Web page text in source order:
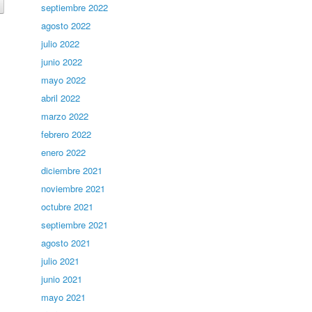
septiembre 2022
agosto 2022
julio 2022
junio 2022
mayo 2022
abril 2022
marzo 2022
febrero 2022
enero 2022
diciembre 2021
noviembre 2021
octubre 2021
septiembre 2021
agosto 2021
julio 2021
junio 2021
mayo 2021